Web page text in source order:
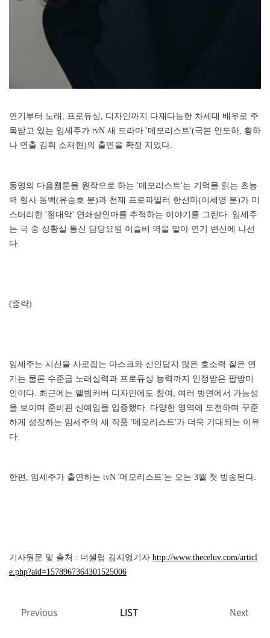
연기부터 노래, 프로듀싱, 디자인까지 다재다능한 차세대 배우로 주
목받고 있는 임세주가 tvN 새 드라마 '메모리스트'(극본 안도하, 황하
나 연출 김휘 소재현)의 출연을 확정 지었다.
동명의 다음웹툰을 원작으로 하는 '메모리스트'는 기억을 읽는 초능
력 형사 동백(유승호 분)과 천재 프로파일러 한선미(이세영 분)가 미
스터리한 '절대악' 연쇄살인마를 추적하는 이야기를 그린다. 임세주
는 극 중 상황실 통신 담당요원 이슬비 역을 맡아 연기 변신에 나선
다.
(중략)
임세주는 시선을 사로잡는 마스크와 신인답지 않은 호소력 짙은 연
기는 물론 수준급 노래실력과 프로듀싱 능력까지 인정받은 팔방미
인이다. 최근에는 앨범커버 디자인에도 참여, 여러 방면에서 가능성
을 보이며 준비된 신예임을 입증했다. 다양한 영역에 도전하며 꾸준
하게 성장하는 임세주의 새 작품 '메모리스트'가 더욱 기대되는 이유
다.
한편, 임세주가 출연하는 tvN '메모리스트'는 오는 3월 첫 방송된다.
기사원문 및 출처 : 더셀럽 김지영기자 http://www.theceluv.com/articl
e.php?aid=1578967364301525006
Previous LIST Next